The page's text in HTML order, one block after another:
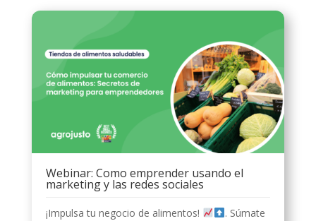
Webinar: Como emprender usando el
marketing y las redes sociales
¡Impulsa tu negocio de alimentos!
. Súmate